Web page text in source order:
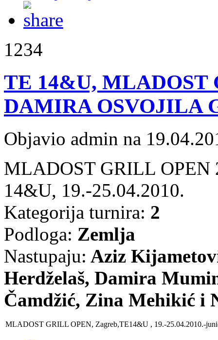
1234
TE 14&U, MLADOST
DAMIRA OSVOJILA
Objavio admin na
MLADOST GRILL OPEN
14&U, 19.-25.04.2010.
Kategorija turnira: 2
Podloga: Zemlja
Nastupaju: Aziz
Herdželaš, Damira
Čamdžić, Zina Mehikić i
MLADOST GRILL OPEN, Zagreb,TE14&U , 19.-25.04.2010.-